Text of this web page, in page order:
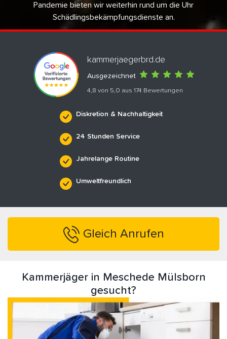
Pandemie bieten wir weiterhin rund um die Uhr
Schädlingsbekämpfungsdienste an.
kammerjaegerbrd.de
Ausgezeichnet
4,8 von 5,0 aus 174 Bewertungen
Diskretion & Nachhaltigkeit
24 Stunden Service
Jahrelange Routine
Umweltfreundlich
Gleich Anrufen
Kammerjäger in Meschede Mülsborn
gesucht?